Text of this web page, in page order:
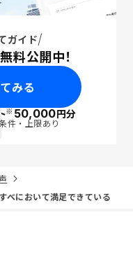
ガイド
料公開中！
みる
※50,000円分
件・上限あり
すべにおいて満足できている